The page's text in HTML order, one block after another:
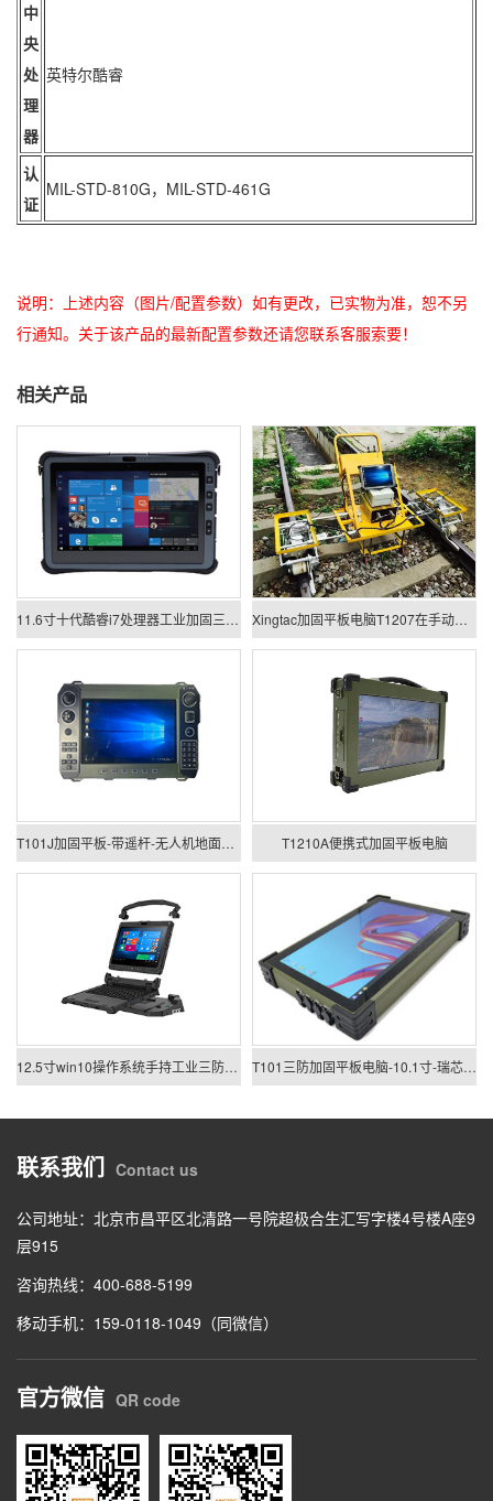
中
央
处
理
器
英特尔酷睿
认
证
MIL-STD-810G，MIL-STD-461G
说明：上述内容（图片/配置参数）如有更改，已实物为准，恕不另
行通知。关于该产品的最新配置参数还请您联系客服索要！
相关产品
11.6寸十代酷睿i7处理器工业加固三防平板电脑 Xingtac加固平板电脑T1207在手动式轨道探伤仪上的应用
T101J加固平板-带遥杆-无人机地面站专用设备 T1210A便携式加固平板电脑
12.5寸win10操作系统手持工业三防平板电脑T125K T101三防加固平板电脑-10.1寸-瑞芯微RK3568-镁铝合金
联系我们 Contact us
公司地址：北京市昌平区北清路一号院超极合生汇写字楼4号楼A座9
层915
咨询热线：400-688-5199
移动手机：159-0118-1049（同微信）
官方微信 QR code